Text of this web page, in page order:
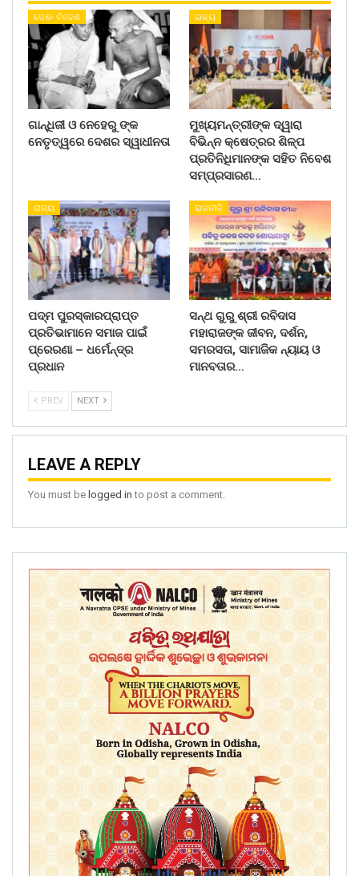
ଦେଶ- ବିଦେଶ
ଗାନ୍ଧିଜୀ ଓ ନେହେରୁ ଙ୍କ
ନେତୃତ୍ୱରେ ଦେଶର ସ୍ୱାଧୀନତା
ରାଜ୍ୟ
ମୁଖ୍ୟମନ୍ତ୍ରୀଙ୍କ ଦ୍ୱାରା
ବିଭିନ୍ନ କ୍ଷେତ୍ରର ଶିଳ୍ପ
ପ୍ରତିନିଧିମାନଙ୍କ ସହିତ ନିବେଶ
ସମ୍ପ୍ରସାରଣ…
ରାଜ୍ୟ
ପଦ୍ମ ପୁରସ୍କାରପ୍ରାପ୍ତ
ପ୍ରତିଭାମାନେ ସମାଜ ପାଇଁ
ପ୍ରେରଣା – ଧର୍ମେନ୍ଦ୍ର
ପ୍ରଧାନ
ରାଜନୀତି
ସନ୍ଥ ଗୁରୁ ଶ୍ରୀ ରବିଦାସ
ମହାରାଜଙ୍କ ଜୀବନ, ଦର୍ଶନ,
ସମରସତା, ସାମାଜିକ ନ୍ୟାୟ ଓ
ମାନବତାର…
PREV NEXT
LEAVE A REPLY
You must be logged in to post a comment.